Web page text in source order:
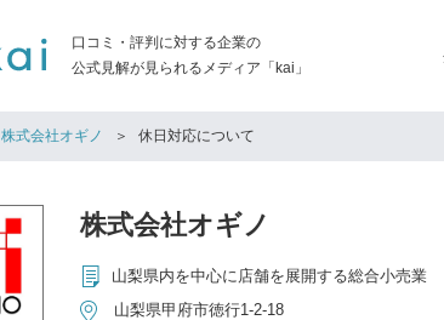
口コミ・評判に対する企業の
公式見解が見られるメディア「kai」
株式会社オギノ 休日対応について
株式会社オギノ
山梨県内を中心に店舗を展開する総合小売業
山梨県甲府市徳行1-2-18